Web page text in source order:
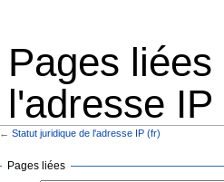
Pages
l'adresse IP
← Statut juridique de l'adresse IP (fr)
Pages liées